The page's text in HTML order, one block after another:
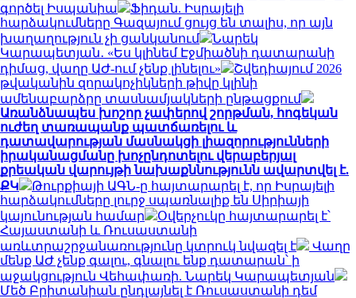
գործել Իսպանիա
Ֆիդան. Իսրայելի
հարձակումները Գազայում ցույց են տալիս, որ այն
խաղաղություն չի ցանկանում
Նարեկ
Կարապետյան․ «Ես կլինեմ Էջմիածնի դատարանի
դիմաց, վաղը ԱԺ-ում չենք լինելու»
Շվեդիայում 2026
թվականին զորակոչիկների թիվը կլինի
ամենաբարձրը տասնամյակների ընթացքում
Առանձնապես խոշոր չափերով շորթման, հոգեկան
ուժեղ տառապանք պատճառելու և
դատավարության մասնակցի լիազորությունների
իրականացմանը խոչընդոտելու վերաբերյալ
քրեական վարույթի նախաքննությունն ավարտվել է.
ՔԿ
Թուրքիայի ԱԳՆ-ը հայտարարել է, որ Իսրայելի
հարձակումները լուրջ սպառնալիք են Սիրիայի
կայունության համար
Օվերչուկը հայտարարել է՝
Հայաստանի և Ռուսաստանի
առևտրաշրջանառությունը կտրուկ նվազել է
Վաղը
մենք ԱԺ չենք գալու, գնալու ենք դատարան՝ ի
աջակցություն Վեհափառի. Նարեկ Կարապետյան
Մեծ Բրիտանիան ընդլայնել է Ռուսաստանի դեմ